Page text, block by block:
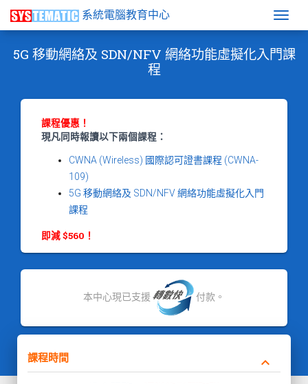
系統電腦教育中心
5G 移動網絡及 SDN/NFV 網絡功能虛擬化入門課
程
課程優惠！
現凡同時報讀以下兩個課程：
CWNA (Wireless) 國際認可證書課程 (CWNA-
109)
5G 移動網絡及 SDN/NFV 網絡功能虛擬化入門
課程
即減 $560！
本中心現已支援 付款。
課程時間 keyboard_arrow_down